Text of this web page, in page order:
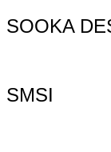
SOOKA
SMSI